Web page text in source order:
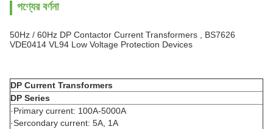
পণ্যের বর্ণনা
50Hz / 60Hz DP Contactor Current Transformers , BS7626
VDE0414 VL94 Low Voltage Protection Devices
DP Current Transformers
DP Series
·Primary current: 100A-5000A
·Sercondary current: 5A, 1A